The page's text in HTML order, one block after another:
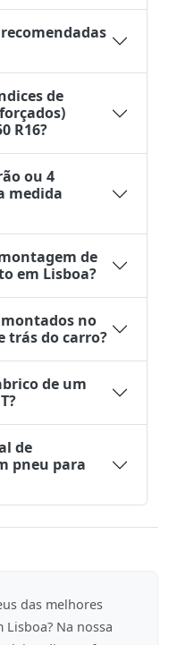
de
R16?
ou 4
medida
de
em Lisboa?
montados no
trás do carro?
de um
de
pneu para
das melhores
Lisboa? Na nossa